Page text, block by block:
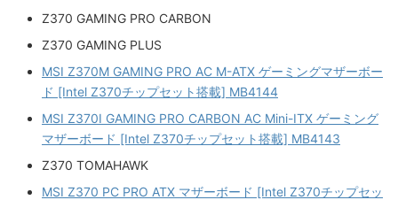
Z370 GAMING PRO CARBON
Z370 GAMING PLUS
MSI Z370M GAMING PRO AC M-ATX ゲーミングマザーボー
ド [Intel Z370チップセット搭載] MB4144
MSI Z370I GAMING PRO CARBON AC Mini-ITX ゲーミング
マザーボード [Intel Z370チップセット搭載] MB4143
Z370 TOMAHAWK
MSI Z370 PC PRO ATX マザーボード [Intel Z370チップセッ